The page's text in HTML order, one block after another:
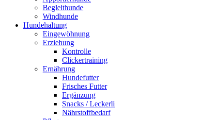
Begleithunde
Windhunde
Hundehaltung
Eingewöhnung
Erziehung
Kontrolle
Clickertraining
Ernährung
Hundefutter
Frisches Futter
Ergänzung
Snacks / Leckerli
Nährstoffbedarf